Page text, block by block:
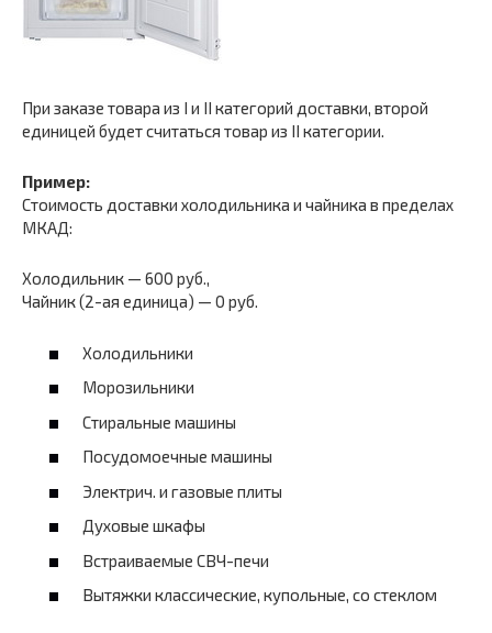
При заказе товара из I и II категорий доставки, второй
единицей будет считаться товар из II категории.
Пример:
Стоимость доставки холодильника и чайника в пределах
МКАД:
Холодильник — 600 руб.,
Чайник (2-ая единица) — 0 руб.
Холодильники
Морозильники
Стиральные машины
Посудомоечные машины
Электрич. и газовые плиты
Духовые шкафы
Встраиваемые СВЧ-печи
Вытяжки классические, купольные, со стеклом